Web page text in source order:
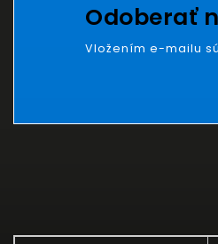
Odoberať
Vložením e-mailu